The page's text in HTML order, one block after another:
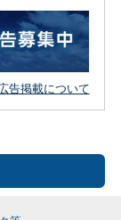
告掲載について